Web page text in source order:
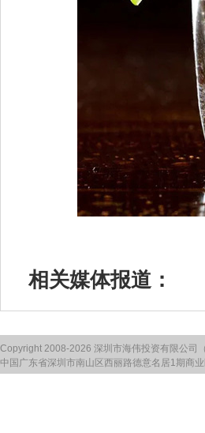
相关媒体报道：
Copyright 2008-2026 深圳市海伟投资有限公司
中国广东省深圳市南山区西丽路德意名居1期